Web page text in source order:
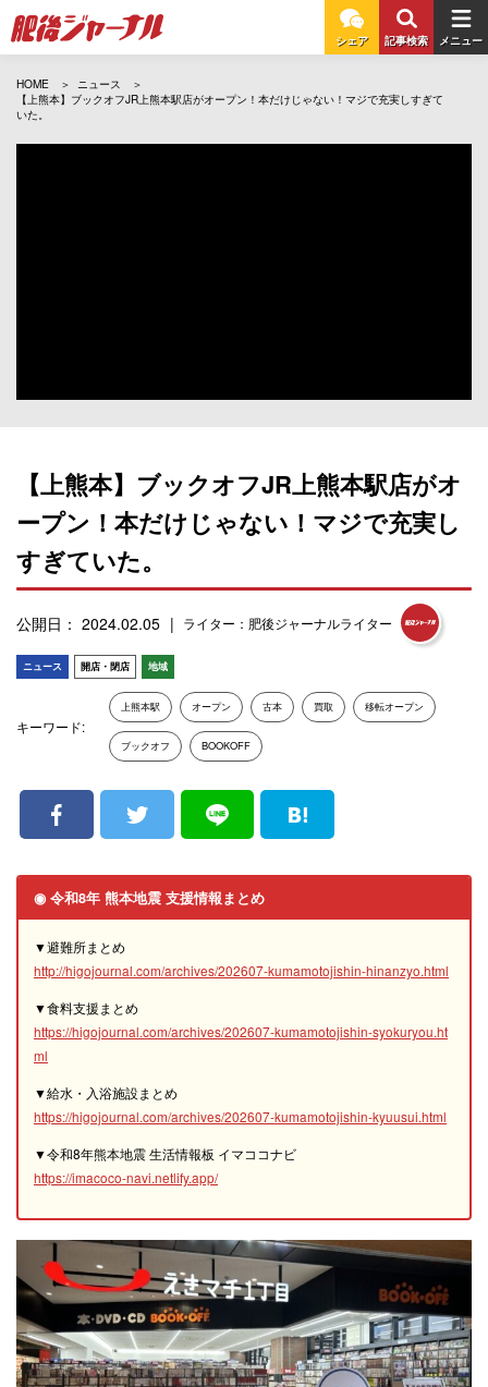
シェア 記事検索 メニュー
HOME
ニュース
【上熊本】ブックオフJR上熊本駅店がオープン！本だけじゃない！マジで充実しすぎて
いた。
【上熊本】ブックオフJR上熊本駅店がオ
ープン！本だけじゃない！マジで充実し
すぎていた。
公開日： 2024.02.05 ライター：肥後ジャーナルライター
ニュース 開店・閉店 地域
キーワード:
上熊本駅 オープン 古本 買取 移転オープン
ブックオフ BOOKOFF
◉ 令和8年 熊本地震 支援情報まとめ
▼避難所まとめ
http://higojournal.com/archives/202607-kumamotojishin-hinanzyo.html
▼食料支援まとめ
https://higojournal.com/archives/202607-kumamotojishin-syokuryou.ht
ml
▼給水・入浴施設まとめ
https://higojournal.com/archives/202607-kumamotojishin-kyuusui.html
▼令和8年熊本地震 生活情報板 イマココナビ
https://imacoco-navi.netlify.app/